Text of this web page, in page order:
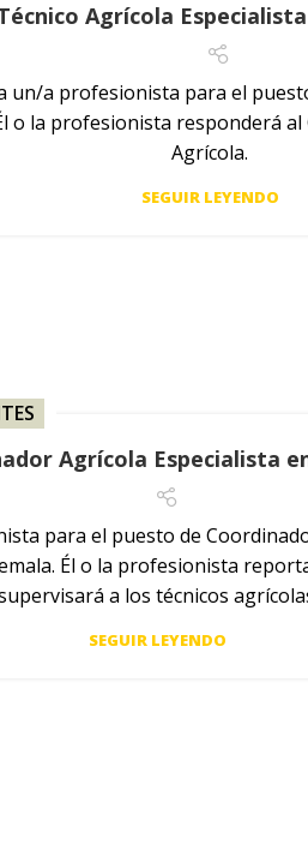
Agrícola Especialista
un/a profesionista para el
o la profesionista responderá
Agrícola.
SEGUIR LEYENDO
Agrícola Especialista en
para el puesto de
Él o la profesionista
a los técnicos
SEGUIR LEYENDO